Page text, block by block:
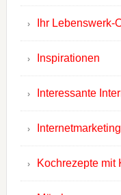
Ihr Lebenswerk-
Inspirationen
Interessante
Internetmarketing
Kochrezepte mit